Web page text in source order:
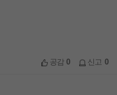
공감0 신고 0